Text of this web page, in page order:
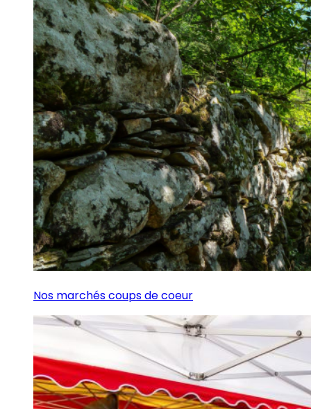
Nos marchés coups de coeur